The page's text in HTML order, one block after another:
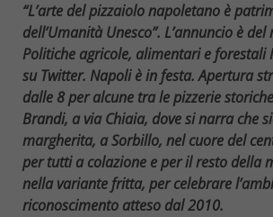
“L’arte del pizzaiolo napoletano è
dell’Umanità Unesco”. L’annuncio è
Politiche agricole, alimentari e
su Twitter. Napoli è in festa. Apertura
dalle 8 per alcune tra le pizzerie
Brandi, a via Chiaia, dove si narra che
margherita, a Sorbillo, nel cuore del
per tutti a colazione e per il resto della
nella variante fritta, per celebrare
riconoscimento atteso dal 2010.